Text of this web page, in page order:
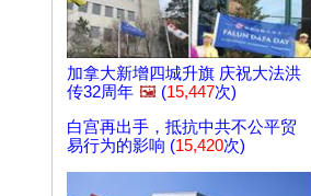
加拿大新增四城升旗 庆祝大法洪
传32周年 🖼️ (15,447次)
白宫再出手，抵抗中共不公平贸
易行为的影响 (15,420次)